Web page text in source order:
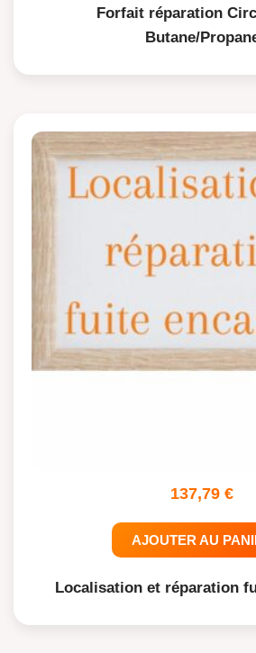
Forfait réparation
Butane/
137,79 €
AJOUTER AU
Localisation et réparation